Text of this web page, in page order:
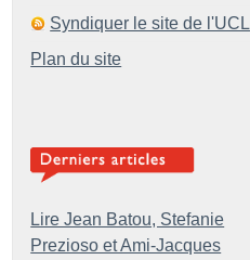
Syndiquer le site de l'UCL
Plan du site
Lire Jean Batou, Stefanie
Prezioso et Ami-Jacques